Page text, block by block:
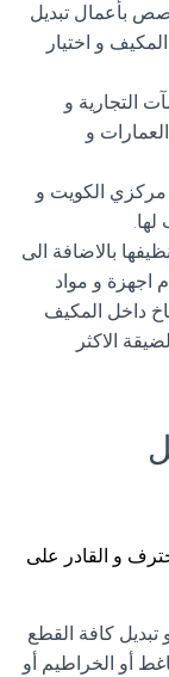
بأعمال تبديل
و اختيار
التجارية و
و
مركزي الكويت و
لها.
بالاضافة الى
اجهزة و مواد
داخل المكيف
الاكثر
و القادر على
كافة القطع
أو الخراطيم أو